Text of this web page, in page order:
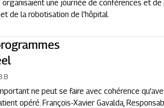
organisaient une journée de conférences et
de la robotisation de l’hôpital.
ne peut se faire avec cohérence
opéré. François-Xavier Gavalda,